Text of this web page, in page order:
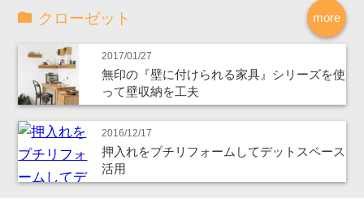
more
クローゼット
2017/01/27
無印の『壁に付けられる家具』シリーズを使
って壁収納を工夫
2016/12/17
押入れをプチリフォームしてデットスペース
活用